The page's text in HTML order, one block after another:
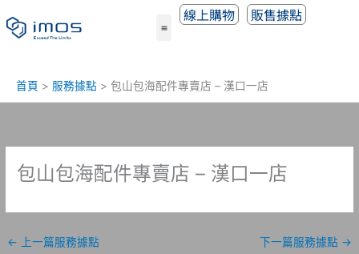
至
線上購物 販售據點
首頁 服務據點 包山包海配件專賣店 – 漢口一店
包山包海配件專賣店 – 漢口一店
← 上一篇服務據點 下一篇服務據點 →